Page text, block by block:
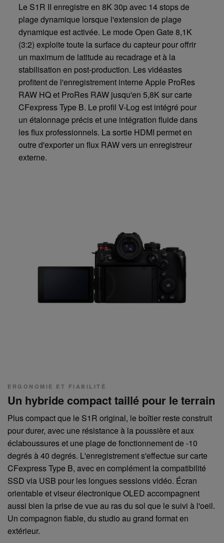
Le S1R II enregistre en 8K 30p avec 14 stops de
plage dynamique lorsque l'extension de plage
dynamique est activée. Le mode Open Gate 8,1K
(3:2) exploite toute la surface du capteur pour offrir
un maximum de latitude au recadrage et à la
stabilisation en post-production. Les vidéastes
profitent de l'enregistrement interne Apple ProRes
RAW HQ et ProRes RAW jusqu'en 5,8K sur carte
CFexpress Type B. Le profil V-Log est intégré pour
un étalonnage précis et une intégration fluide dans
les flux professionnels. La sortie HDMI permet en
outre d'exporter un flux RAW vers un enregistreur
externe.
ERGONOMIE ET FIABILITÉ
Un hybride compact taillé pour le terrain
Plus compact que le S1R original, le boîtier reste construit
pour durer, avec une résistance à la poussière et aux
éclaboussures et une plage de fonctionnement de -10
degrés à 40 degrés. L'enregistrement s'effectue sur carte
CFexpress Type B, avec en complément la compatibilité
SSD via USB pour les longues sessions vidéo. Écran
orientable et viseur électronique OLED accompagnent
aussi bien la prise de vue au ras du sol que le suivi à l'oeil.
Un compagnon fiable, du studio au grand format en
extérieur.